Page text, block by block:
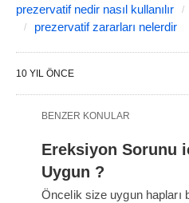
prezervatif nedir nasıl kullanılır
prezervatif zararları nelerdir
10 YIL ÖNCE
BENZER KONULAR
Ereksiyon Sorunu
Uygun ?
Öncelik size uygun hapları